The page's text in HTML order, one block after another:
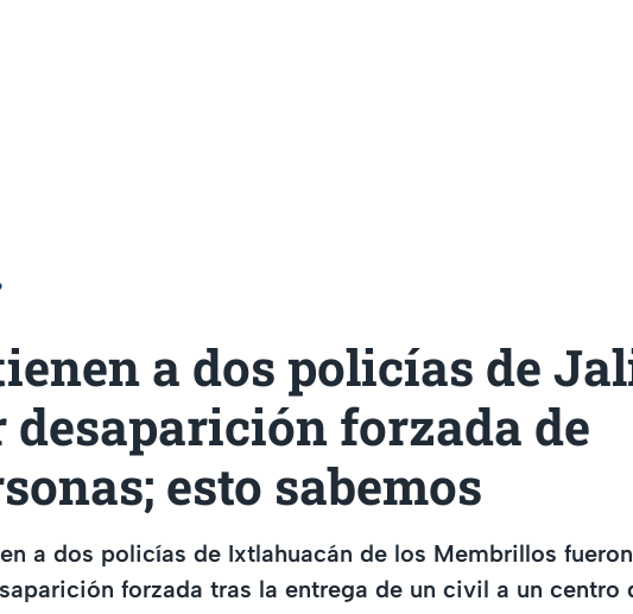
a dos policías de
desaparición forzada de
esto sabemos
a dos policías de Ixtlahuacán de los Membrillos
forzada tras la entrega de un civil a un centro